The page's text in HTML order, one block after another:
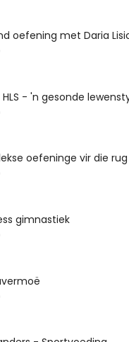
oefening met Daria
HLS - 'n gesonde
oefeninge vir die rug
gimnastiek